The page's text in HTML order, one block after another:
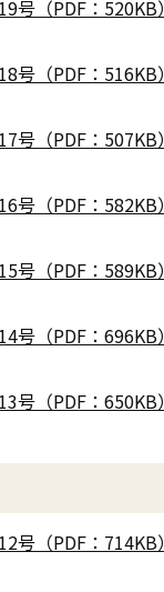
号（PDF：520KB）
号（PDF：516KB）
号（PDF：507KB）
号（PDF：582KB）
号（PDF：589KB）
号（PDF：696KB）
号（PDF：650KB）
号（PDF：714KB）